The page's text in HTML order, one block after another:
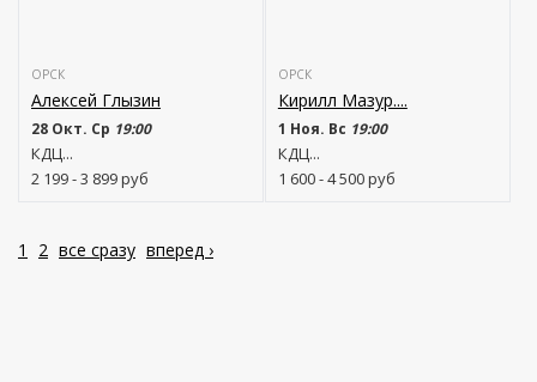
ОРСК
Алексей Глызин
28 Окт. Ср 19:00
КДЦ...
2 199 - 3 899руб
ОРСК
Кирилл Мазур....
1 Ноя. Вс 19:00
КДЦ...
1 600 - 4 500руб
1 2 все сразу вперед ›